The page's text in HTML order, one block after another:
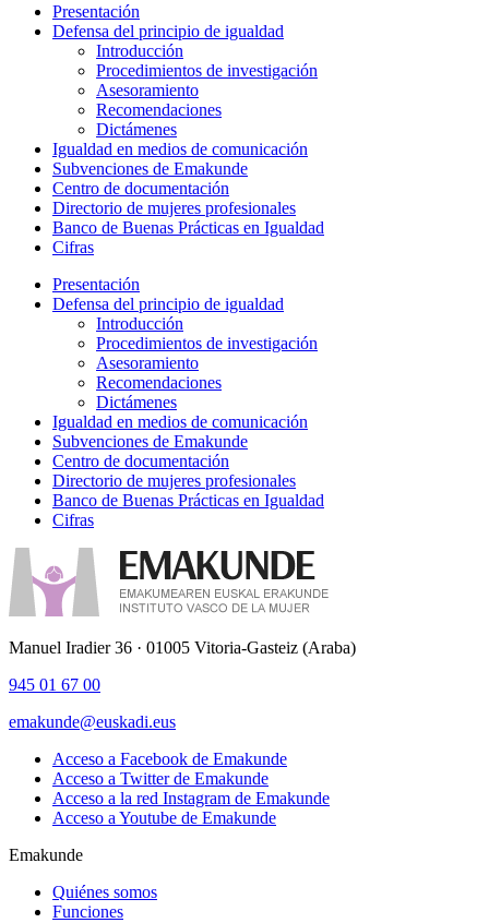
Presentación
Defensa del principio de igualdad
Introducción
Procedimientos de investigación
Asesoramiento
Recomendaciones
Dictámenes
Igualdad en medios de comunicación
Subvenciones de Emakunde
Centro de documentación
Directorio de mujeres profesionales
Banco de Buenas Prácticas en Igualdad
Cifras
Presentación
Defensa del principio de igualdad
Introducción
Procedimientos de investigación
Asesoramiento
Recomendaciones
Dictámenes
Igualdad en medios de comunicación
Subvenciones de Emakunde
Centro de documentación
Directorio de mujeres profesionales
Banco de Buenas Prácticas en Igualdad
Cifras
Manuel Iradier 36 · 01005 Vitoria-Gasteiz (Araba)
945 01 67 00
emakunde@euskadi.eus
Acceso a Facebook de Emakunde
Acceso a Twitter de Emakunde
Acceso a la red Instagram de Emakunde
Acceso a Youtube de Emakunde
Emakunde
Quiénes somos
Funciones